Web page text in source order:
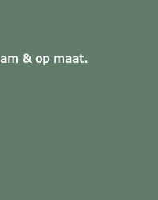
& op maat.